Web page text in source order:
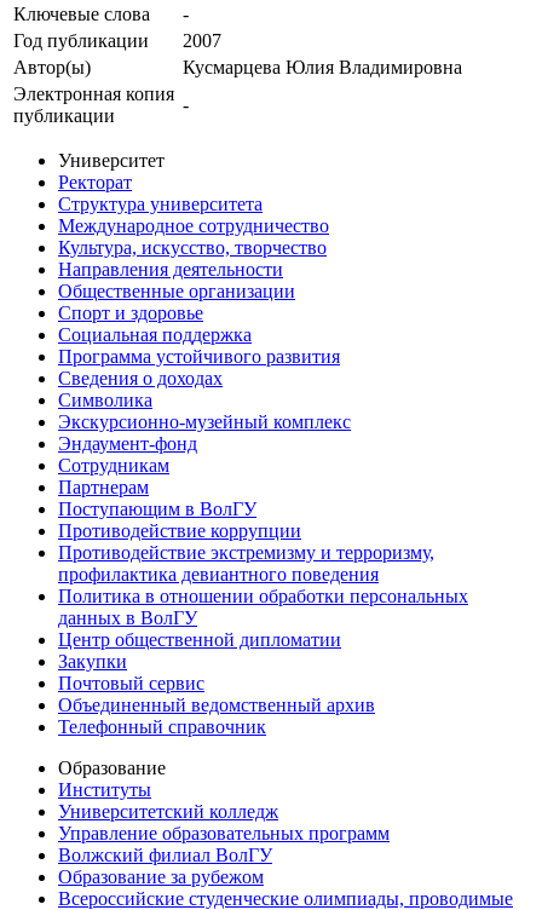
Ключевые cлова
-
Год публикации
2007
Автор(ы)
Кусмарцева Юлия Владимировна
Электронная копия
публикации
-
Университет
Ректорат
Структура университета
Международное сотрудничество
Культура, искусство, творчество
Направления деятельности
Общественные организации
Спорт и здоровье
Социальная поддержка
Программа устойчивого развития
Сведения о доходах
Символика
Экскурсионно-музейный комплекс
Эндаумент-фонд
Сотрудникам
Партнерам
Поступающим в ВолГУ
Противодействие коррупции
Противодействие экстремизму и терроризму,
профилактика девиантного поведения
Политика в отношении обработки персональных
данных в ВолГУ
Центр общественной дипломатии
Закупки
Почтовый сервис
Объединенный ведомственный архив
Телефонный справочник
Образование
Институты
Университетский колледж
Управление образовательных программ
Волжский филиал ВолГУ
Образование за рубежом
Всероссийские студенческие олимпиады, проводимые